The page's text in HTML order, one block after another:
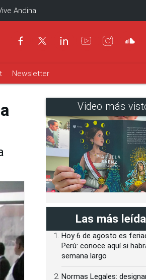
Andina
Newsletter
Video más
Las más
Hoy 6 de agosto es
Perú: conoce aquí si
semana largo
Normas Legales: